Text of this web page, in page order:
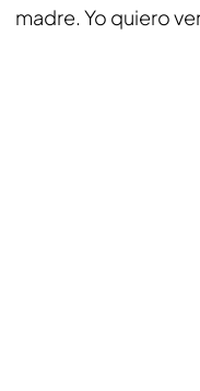
madre. Yo quiero